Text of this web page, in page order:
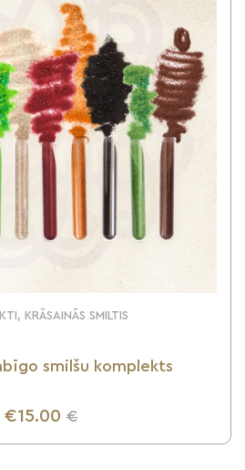
KRĀSAINĀS SMILTIS
smilšu komplekts
€15.00 €
UZZINI VAIRĀK